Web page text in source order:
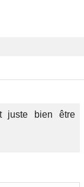
juste bien être